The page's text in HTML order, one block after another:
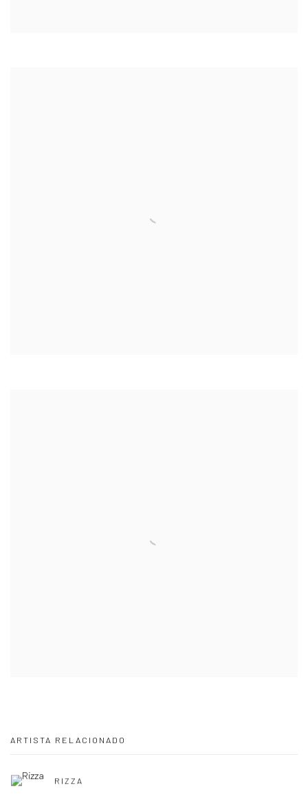
ARTISTA RELACIONADO
RIZZA